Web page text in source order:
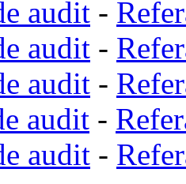
audit -
audit -
audit -
audit -
audit -